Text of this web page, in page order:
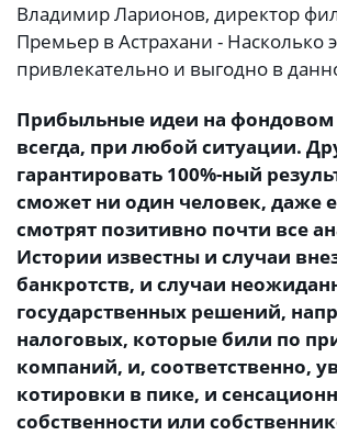
Владимир Ларионов, директор
Премьер в Астрахани - Насколько
привлекательно и выгодно в
Прибыльные идеи на фондовом
всегда, при любой ситуации.
гарантировать 100%-ный
сможет ни один человек, даже
смотрят позитивно почти все
Истории известны и случаи
банкротств, и случаи
государственных решений,
налоговых, которые били по
компаний, и, соответственно,
котировки в пике, и
собственности или